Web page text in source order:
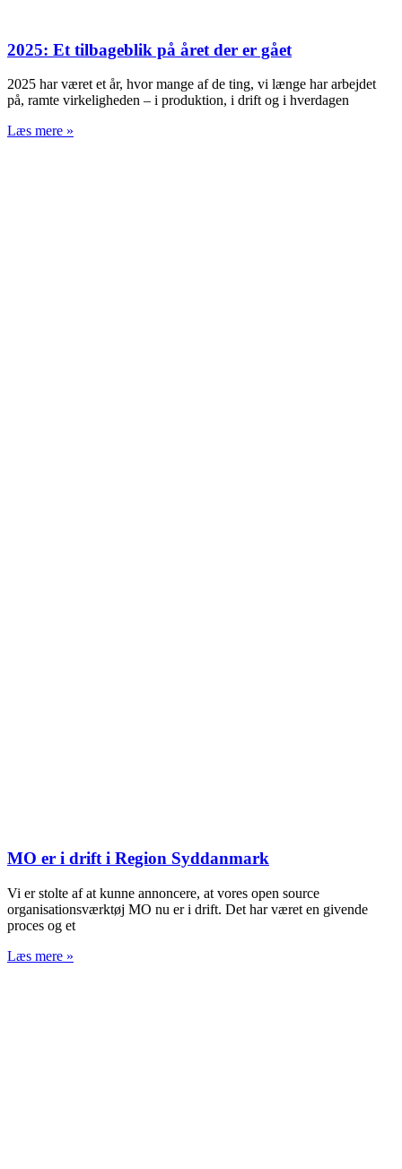
2025: Et tilbageblik på året der er gået
2025 har været et år, hvor mange af de ting, vi længe har arbejdet
på, ramte virkeligheden – i produktion, i drift og i hverdagen
Læs mere »
MO er i drift i Region Syddanmark
Vi er stolte af at kunne annoncere, at vores open source
organisationsværktøj MO nu er i drift. Det har været en givende
proces og et
Læs mere »